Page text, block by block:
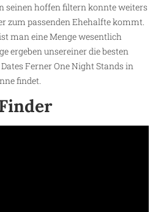
seinen hoffen filtern konnte weiters
zum passenden Ehehalfte kommt.
man eine Menge wesentlich
ergeben unsereiner die besten
Ferner One Night Stands in
findet.